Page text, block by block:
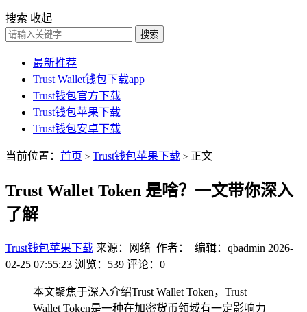
搜索 收起
搜索
最新推荐
Trust Wallet钱包下载app
Trust钱包官方下载
Trust钱包苹果下载
Trust钱包安卓下载
当前位置： 首页 > Trust钱包苹果下载 > 正文
Trust Wallet Token 是啥？一文带你深入
了解
Trust钱包苹果下载 来源：网络 作者： 编辑：qbadmin 2026-
02-25 07:55:23 浏览：539 评论：0
本文聚焦于深入介绍Trust Wallet Token，Trust
Wallet Token是一种在加密货币领域有一定影响力